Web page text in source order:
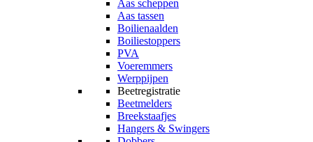
Aas scheppen
Aas tassen
Boilienaalden
Boiliestoppers
PVA
Voeremmers
Werppijpen
Beetregistratie
Beetmelders
Breekstaafjes
Hangers & Swingers